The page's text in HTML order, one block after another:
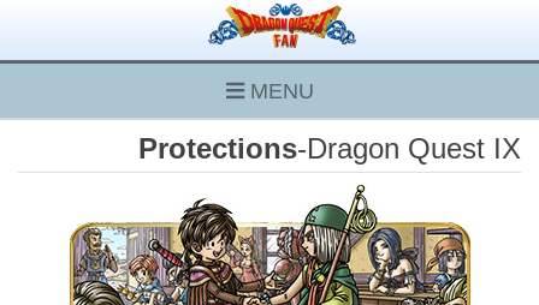
MENU
Protections-Dragon Quest IX